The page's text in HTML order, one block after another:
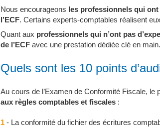
Nous encourageons les professionnels qui
l’ECF. Certains experts-comptables réalisent
Quant aux professionnels qui n’ont pas
de l’ECF avec une prestation dédiée clé en main.
Quels sont les 10 points
Au cours de l’Examen de Conformité Fiscale, le
aux règles comptables et fiscales :
1 - La conformité du fichier des écritures